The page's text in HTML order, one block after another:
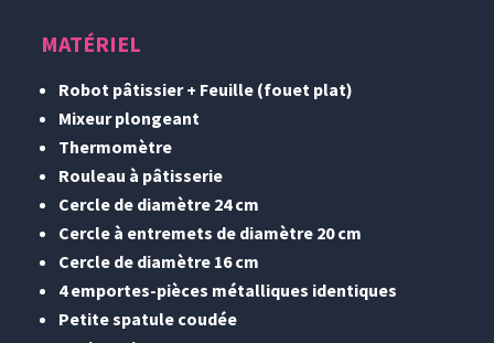
MATÉRIEL
Robot pâtissier + Feuille (fouet plat)
Mixeur plongeant
Thermomètre
Rouleau à pâtisserie
Cercle de diamètre 24 cm
Cercle à entremets de diamètre 20 cm
Cercle de diamètre 16 cm
4 emportes-pièces métalliques identiques
Petite spatule coudée